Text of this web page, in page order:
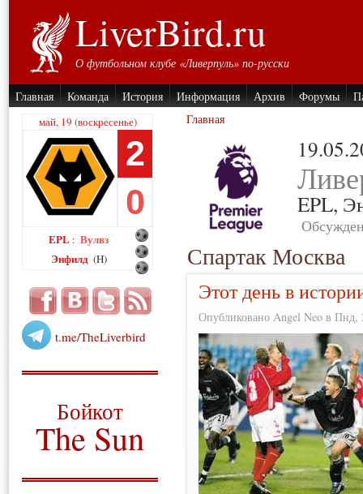
LiverBird.ru
О футбольном клубе «Ливерпуль» по-русски
Главная Команда История Информация Архив Форумы
май, 19 (воскресенье)
2
0
EPL : Вулвз
Энфилд (H)
t.me/TheLiverbird
Бойкот
The Sun
Главная
EPL,
Спартак Москва
Этот день в
Опубликовано Angel Neo в Пнд,